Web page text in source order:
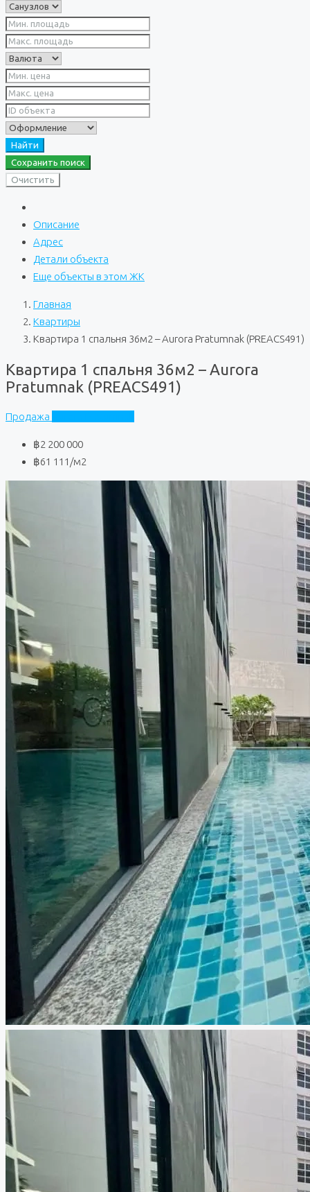
Найти
Сохранить поиск
Очистить
Описание
Адрес
Детали объекта
Еще объекты в этом ЖК
Главная
Квартиры
Квартира 1 спальня 36м2 – Aurora Pratumnak (PREACS491)
Квартира 1 спальня 36м2 – Aurora
Pratumnak (PREACS491)
Продажа
฿2 200 000
฿61 111 /м2